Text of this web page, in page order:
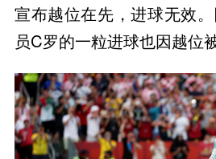
宣布越位在先，进球无效
员C罗的一粒进球也因越位